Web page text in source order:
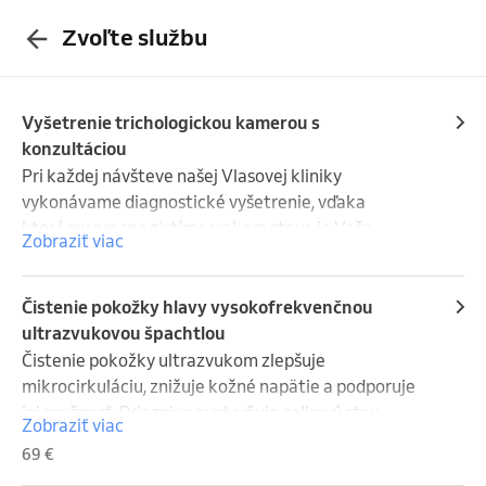
Zvoľte službu
Vyšetrenie trichologickou kamerou s
konzultáciou
Pri každej návšteve našej Vlasovej kliniky
vykonávame diagnostické vyšetrenie, vďaka
ktorému presne zistíme v akom stave je Vaša
pokožka hlavy a zároveň tým dokážeme
identifikovať príčinu Vašich problémov.
Vyšetrenie je vykonávané pomocou špeciálnej
trichologickej kamery a hneď po vyšetrení Vám náš
špecialista navrhne účinné riešenie. Táto procedúra
trvá cca 45 minút. Trichologické vyšetrenie je
vhodné pre každého, kto rieši problémy s pokožkou
hlavy, ale aj vypadávanie vlasov, alebo sa zaujíma o
vlasovú hygienu.
Zobraziť viac
Čistenie pokožky hlavy vysokofrekvenčnou
ultrazvukovou špachtlou
Čistenie pokožky ultrazvukom zlepšuje
mikrocirkuláciu, znižuje kožné napätie a podporuje
jej pružnosť. Priaznivo ovplyvňuje celkový stav
epidermu (vrchnej časti pokožky) a podkožia.
Pomocou vysokofrekvenčnej ultrazvukovej špachtle
Zobraziť viac
69 €